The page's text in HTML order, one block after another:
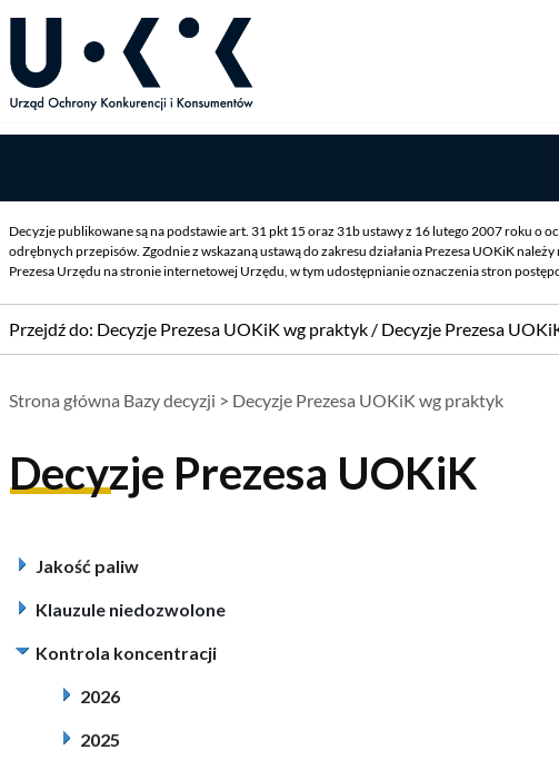
Decyzje publikowane są na podstawie art. 31 pkt 15 oraz 31b ustawy z 16 lutego 2007 roku
odrębnych przepisów. Zgodnie z wskazaną ustawą do zakresu działania Prezesa UOKiK
Prezesa Urzędu na stronie internetowej Urzędu, w tym udostępnianie oznaczenia stron
Przejdź do: Decyzje Prezesa UOKiK wg praktyk/ Decyzje Prezesa
Strona główna Bazy decyzji > Decyzje Prezesa UOKiK wg praktyk
Decyzje Prezesa UOKiK
Jakość paliw
Klauzule niedozwolone
Kontrola koncentracji
2026
2025